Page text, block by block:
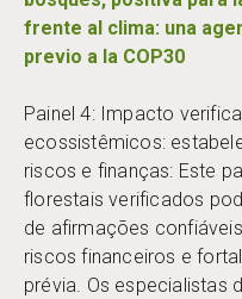
frente al clima: una
previo a la COP30
Painel 4: Impacto
ecossistêmicos:
riscos e finanças: Este
florestais verificados
de afirmações
riscos financeiros e
prévia. Os especialistas